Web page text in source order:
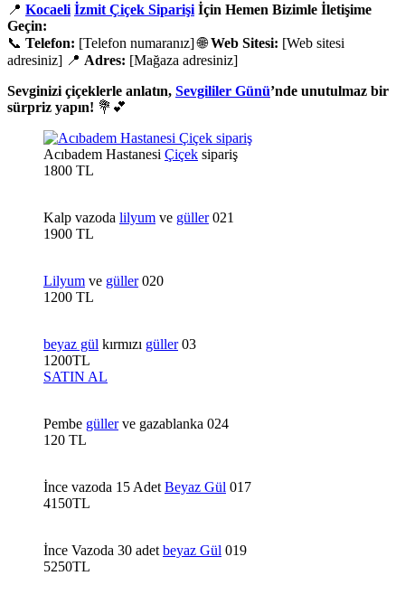
📍 Kocaeli İzmit Çiçek Siparişi İçin Hemen Bizimle İletişime
Geçin:
📞 Telefon: [Telefon numaranız] 🌐Web Sitesi: [Web sitesi
adresiniz] 📍 Adres: [Mağaza adresiniz]
Sevginizi çiçeklerle anlatın, Sevgililer Günü’nde unutulmaz bir
sürpriz yapın! 💐💕
Acıbadem Hastanesi Çiçek sipariş
1800 TL
Kalp vazoda lilyum ve güller021
1900 TL
Lilyum ve güller020
1200 TL
beyaz gül kırmızı güller03
1200TL
SATIN AL
Pembe güllerve gazablanka 024
120 TL
İnce vazoda 15 Adet Beyaz Gül 017
4150TL
İnce Vazoda 30 adet beyaz Gül 019
5250TL